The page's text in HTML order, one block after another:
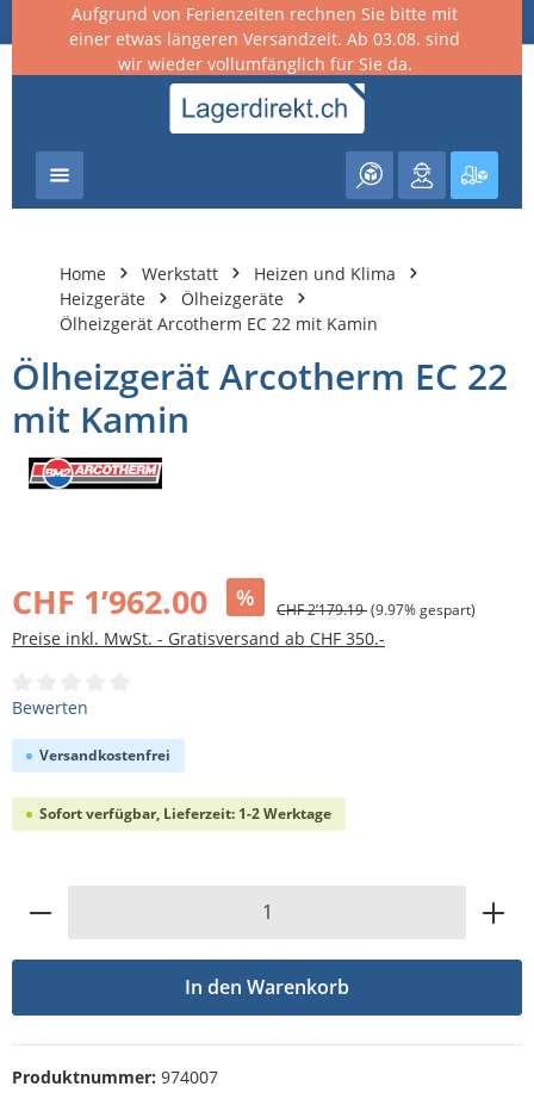
springen
Aufgrund von Ferienzeiten rechnen Sie bitte mit
einer etwas längeren Versandzeit. Ab 03.08. sind
wir wieder vollumfänglich für Sie da.
Home Werkstatt
Heizen und Klima
Heizgeräte
Ölheizgeräte
Ölheizgerät Arcotherm EC 22 mit Kamin
Ölheizgerät Arcotherm EC 22
mit Kamin
CHF 1’962.00 % CHF 2’179.19(9.97% gespart)
Preise inkl. MwSt. - Gratisversand ab CHF 350.-
Durchschnittliche Bewertung von 0 von 5 Sternen
Bewerten
Versandkostenfrei
Sofort verfügbar, Lieferzeit: 1-2 Werktage
Produkt Anzahl: Gib den gewünschten
In den Warenkorb
Produktnummer: 974007